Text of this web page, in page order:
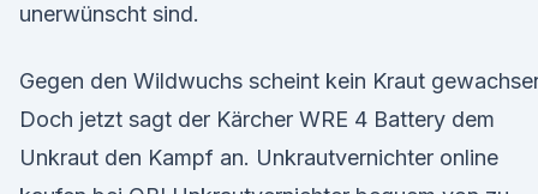
unerwünscht sind.
Gegen den Wildwuchs scheint kein Kraut
Doch jetzt sagt der Kärcher WRE 4 Battery dem
Unkraut den Kampf an. Unkrautvernichter online